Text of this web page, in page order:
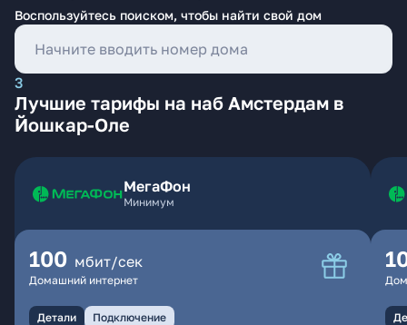
Воспользуйтесь поиском, чтобы найти свой дом
3
Лучшие тарифы на наб Амстердам в
Йошкар-Оле
МегаФон
Минимум
100 мбит/сек
Домашний интернет
Детали Подключение